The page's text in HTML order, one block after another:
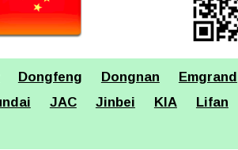
Dongfeng Dongnan
Emgrand
JAC Jinbei KIA
Lifan